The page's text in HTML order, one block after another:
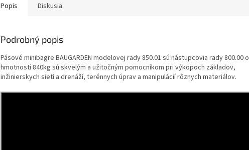
Popis Diskusia
Podrobný popis
Pásové minibagre BAUGARDEN modelovej rady 850.01 sú nástupcovia rady 800.00 o
hmotnosti 840kg sú skvelým a užitočným pomocníkom pri výkopoch základov,
inžinierskych sietí a drenáží, terénnych úprav a manipulácií rôznych materiálov.